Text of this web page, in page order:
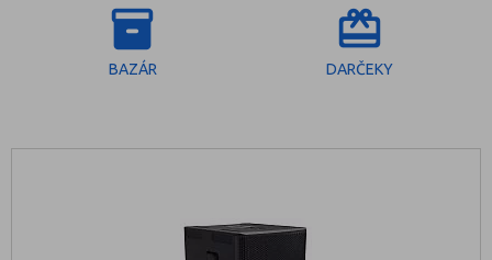
inventory_2
BAZÁR
redeem
DARČEKY